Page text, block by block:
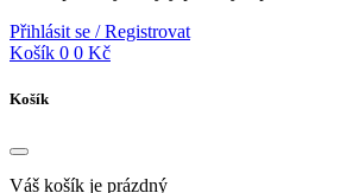
Přihlásit se / Registrovat
Košík 0 0 Kč
Košík
Váš košík je prázdný